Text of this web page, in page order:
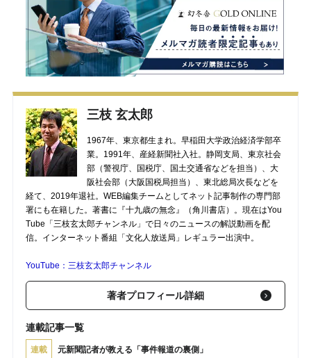
三枝 玄太郎
1967年、東京都生まれ。早稲田大学政治経済学部卒
業。1991年、産経新聞社入社。静岡支局、東京社会
部（警視庁、国税庁、国土交通省などを担当）、大
阪社会部（大阪国税局担当）、東北総局次長などを
経て、2019年退社。WEB編集チームとしてネット記事制作の専門部
署にも在籍した。著書に『十九歳の無念』（角川書店）。現在はYou
Tube「三枝玄太郎チャンネル」で日々のニュースの解説動画を配
信。インターネット番組「文化人放送局」レギュラー出演中。
YouTube：三枝玄太郎チャンネル
著者プロフィール詳細
連載記事一覧
連載 元新聞記者が教える「事件報道の裏側」